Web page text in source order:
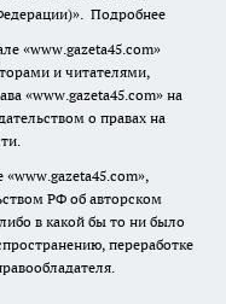
Подробнее
«www.gazeta45.com»
и читателями,
«www.gazeta45.com» на
о правах на
РФ об авторском
в какой бы то ни было
переработке